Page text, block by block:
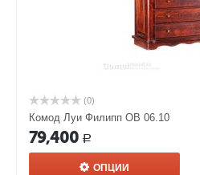
(0)
Комод Луи Филипп ОВ 06.10
79,400 Р
ОПЦИИ